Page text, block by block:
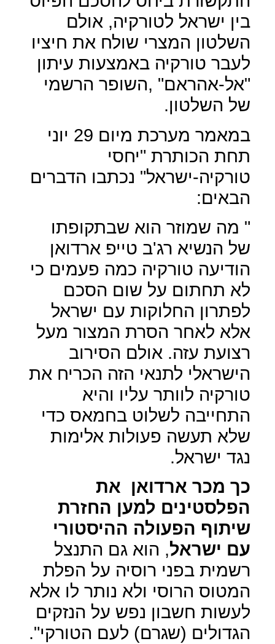
בין ישראל לטורקיה, אולם
השלטון המצרי שולח את חיציו
לעבר טורקיה באמצעות עיתון
"אל-אהראם" ,השופר הרשמי
של השלטון.
במאמר מערכת מיום 29 יוני
תחת הכותרת "יחסי
טורקיה-ישראל" נכתבו הדברים
הבאים:
" מה שמוזר הוא שבתקופתו
של הנשיא רג'ב טייפ ארדואן
הודיעה טורקיה כמה פעמים כי
לא תחתום על שום הסכם
לפתרון החלוקות עם ישראל
אלא לאחר הסרת המצור מעל
רצועת עזה. אולם הסירוב
הישראלי לתנאי הזה הכריח את
טורקיה לוותר עליו והיא
התחייבה לשלוט בחמאס כדי
שלא תעשה פעולות אלימות
נגד ישראל.
כך מכר ארדואן את
הפלסטינים למען החזרת
שיתוף הפעולה ההיסטורי
עם ישראל, הוא גם התנצל
רשמית בפני רוסיה על הפלת
המטוס הרוסי ולא נותר לו אלא
לעשות חשבון נפש על הנזקים
הגדולים (שגרם) לעם הטורקי".